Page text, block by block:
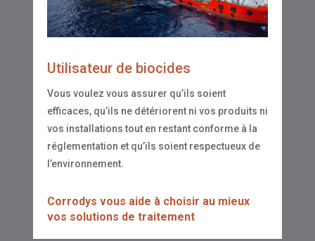
Utilisateur de biocides
Vous voulez vous assurer qu’ils soient
efficaces, qu’ils ne détériorent ni vos produits ni
vos installations tout en restant conforme à la
réglementation et qu’ils soient respectueux de
l’environnement.
Corrodys vous aide à choisir au mieux
vos solutions de traitement